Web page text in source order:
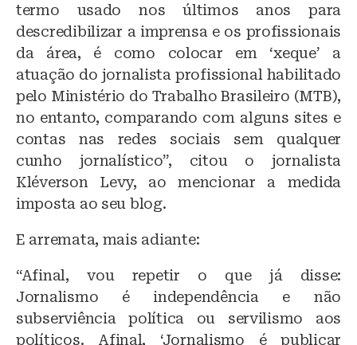
termo usado nos últimos anos para
descredibilizar a imprensa e os profissionais
da área, é como colocar em ‘xeque’ a
atuação do jornalista profissional habilitado
pelo Ministério do Trabalho Brasileiro (MTB),
no entanto, comparando com alguns sites e
contas nas redes sociais sem qualquer
cunho jornalístico”, citou o jornalista
Kléverson Levy, ao mencionar a medida
imposta ao seu blog.
E arremata, mais adiante:
“Afinal, vou repetir o que já disse:
Jornalismo é independência e não
subserviência política ou servilismo aos
políticos. Afinal, ‘Jornalismo é publicar